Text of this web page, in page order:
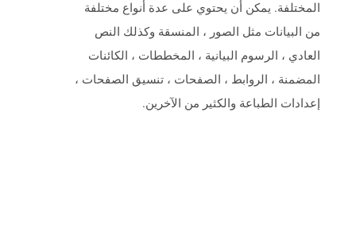
المختلفة. يمكن أن يحتوي على عدة أنواع مختلفة
من البيانات مثل الصور ، المنسقة وكذلك النص
العادي ، الرسوم البيانية ، المخططات ، الكائنات
المضمنة ، الروابط ، الصفحات ، تنسيق الصفحات ،
إعدادات الطباعة والكثير من الآخرين.